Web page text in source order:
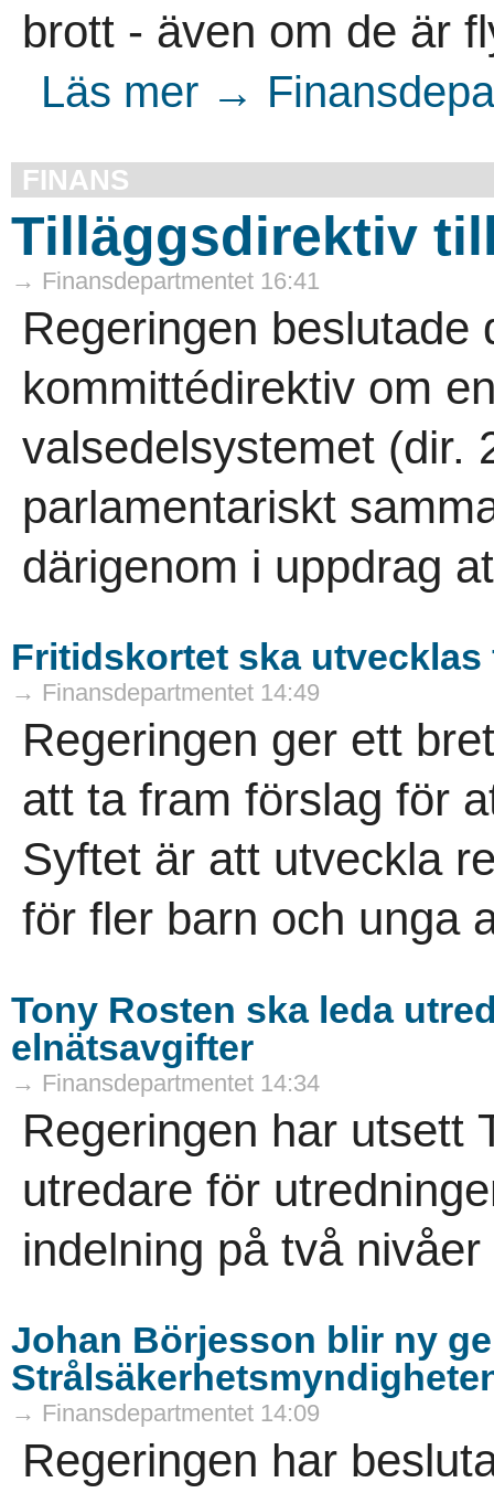
brott - även om de är
Läs mer →
FINANS
Tilläggsdirektiv
→ Finansdepartmentet 16:41
Regeringen beslutade
kommittédirektiv om
valsedelsystemet (dir.
parlamentariskt
därigenom i uppdrag
Fritidskortet ska
→ Finansdepartmentet 14:49
Regeringen ger ett
att ta fram förslag för
Syftet är att utveckla
för fler barn och unga
Tony Rosten ska leda
elnätsavgifter
→ Finansdepartmentet 14:34
Regeringen har utsett
utredare för
indelning på två
Johan Börjesson blir ny
→ Finansdepartmentet 14:09
Regeringen har